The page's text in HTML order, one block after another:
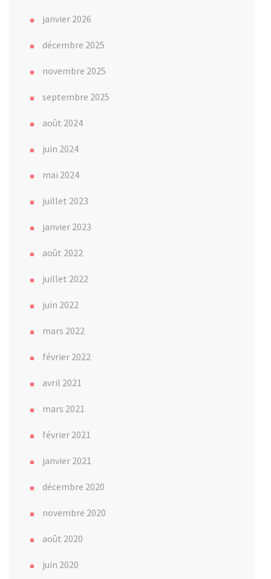
janvier 2026
décembre 2025
novembre 2025
septembre 2025
août 2024
juin 2024
mai 2024
juillet 2023
janvier 2023
août 2022
juillet 2022
juin 2022
mars 2022
février 2022
avril 2021
mars 2021
février 2021
janvier 2021
décembre 2020
novembre 2020
août 2020
juin 2020